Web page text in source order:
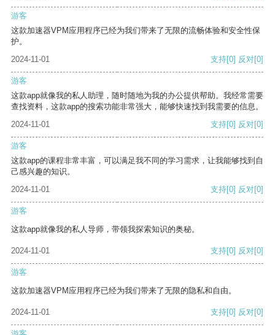
游客
这款加速器VPM应用程序已经为我们带来了无限的流畅体验和安全性保
护。
2024-11-01
支持[0] 反对[0]
游客
这款app就像我的私人助理，随时随地为我的办公提供帮助。我经常需要
查找资料，这款app的搜索功能非常强大，能够快速找到我需要的信息。
2024-11-01
支持[0] 反对[0]
游客
这款app的课程非常丰富，可以满足我不同的学习需求，让我能够找到自
己感兴趣的知识。
2024-11-01
支持[0] 反对[0]
游客
这款app就像我的私人导师，带领我探索知识的奥秘。
2024-11-01 支持[0] 反对[0]
游客
这款加速器VPM应用程序已经为我们带来了无限的隐私和自由。
2024-11-01 支持[0] 反对[0]